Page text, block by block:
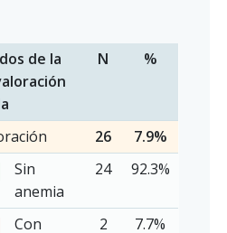
de la
N %
26
7.9%
Sin
anemia
24 92.3%
Con
2 7.7%